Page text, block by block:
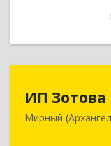
ИП
Мирный